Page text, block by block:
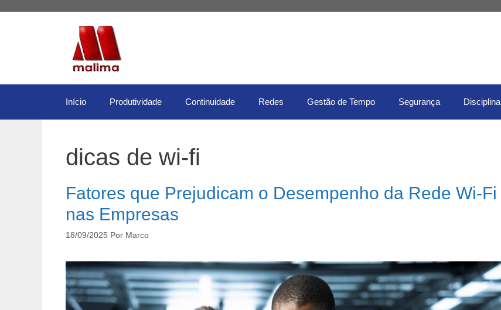
Início Produtividade Continuidade Redes Gestão de Tempo Segurança Disciplina
dicas de wi-fi
Fatores que Prejudicam o Desempenho da Rede Wi-Fi
nas Empresas
18/09/2025 Por Marco